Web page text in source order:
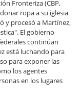
Fronteriza (CBP,
ropa a su iglesia
y procesó a Martínez,
El gobierno
continúan
está luchando para
para exponer las
los agentes
en los lugares